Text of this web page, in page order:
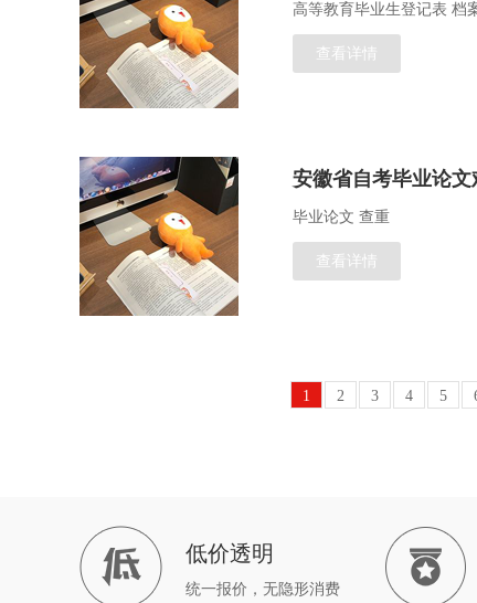
高等教育毕业生登记表 档
查看详情
安徽省自考毕业论文
毕业论文 查重
查看详情
1 2 3 4 5
低价透明
统一报价，无隐形消费